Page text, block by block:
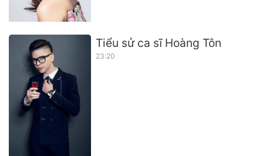
Tiểu sử ca sĩ Hoàng Tôn
23:20